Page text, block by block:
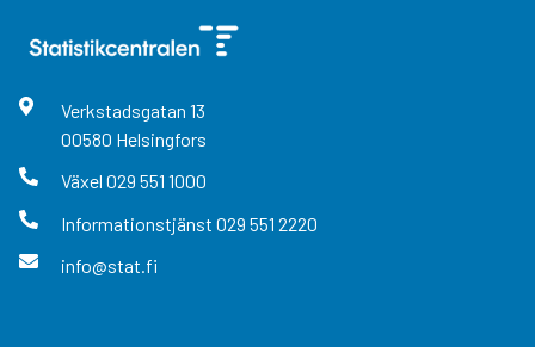
Verkstadsgatan 13
00580 Helsingfors
Växel 029 551 1000
Informationstjänst 029 551 2220
info@stat.fi